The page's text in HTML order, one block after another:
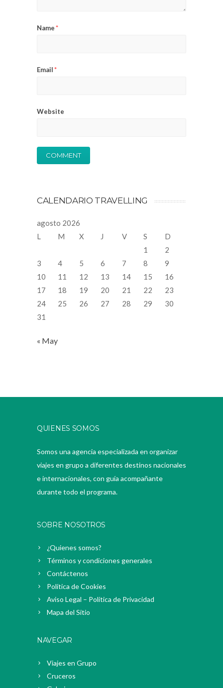
Name*
Email*
Website
CALENDARIO TRAVELLING
agosto 2026
L
M X J V S
D
1
2
3
4 5 6 7 8
9
10
11 12 13 14 15
16
17
18 19 20 21 22
23
24
25 26 27 28 29
30
31
« May
QUIENES SOMOS
Somos una agencia especializada en organizar
viajes en grupo a diferentes destinos nacionales
e internacionales, con guía acompañante
durante todo el programa.
SOBRE NOSOTROS
¿Quienes somos?
Términos y condiciones generales
Contáctenos
Política de Cookies
Aviso Legal – Política de Privacidad
Mapa del Sitio
NAVEGAR
Viajes en Grupo
Cruceros